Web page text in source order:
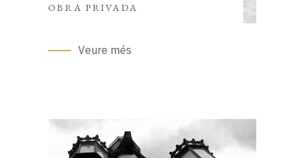
OBRA PRIVADA
Veure més